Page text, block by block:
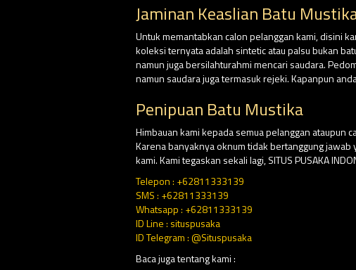
Jaminan Keaslian Batu
Untuk memantabkan calon pelanggan kami, disini
koleksi ternyata adalah sintetic atau palsu bukan
namun juga bersilahturahmi mencari saudara.
namun saudara juga termasuk rejeki. Kapanpun
Penipuan Batu Mustika
Himbauan kami kepada semua pelanggan ataupun
Karena banyaknya oknum tidak bertanggung
kami. Kami tegaskan sekali lagi, SITUS PUSAKA
Telepon : +62811333139
SMS : +62811333139
Whatsapp : +62811333139
ID Line : situspusaka
ID Telegram : @Situspusaka
Baca juga tentang kami :